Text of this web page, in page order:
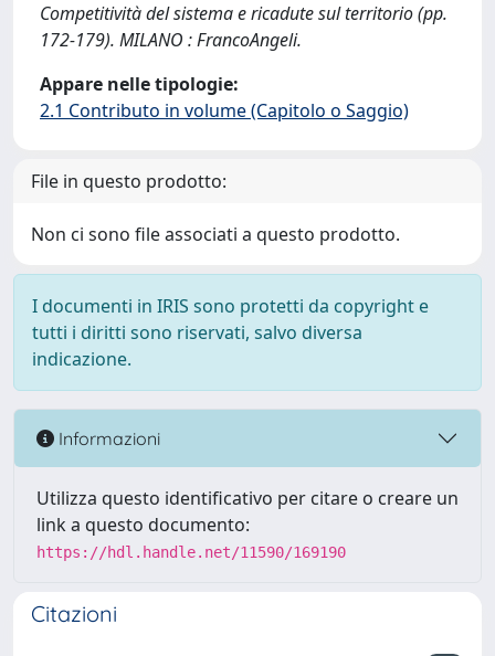
Competitività del sistema e ricadute sul territorio (pp.
172-179). MILANO : FrancoAngeli.
Appare nelle tipologie:
2.1 Contributo in volume (Capitolo o Saggio)
File in questo prodotto:
Non ci sono file associati a questo prodotto.
I documenti in IRIS sono protetti da copyright e
tutti i diritti sono riservati, salvo diversa
indicazione.
Informazioni
Utilizza questo identificativo per citare o creare un
link a questo documento:
https://hdl.handle.net/11590/169190
Citazioni